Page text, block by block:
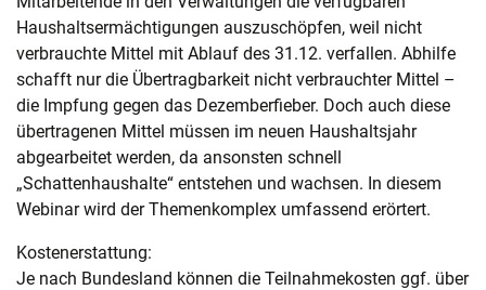
Haushaltsermächtigungen auszuschöpfen, weil nicht
verbrauchte Mittel mit Ablauf des 31.12. verfallen. Abhilfe
schafft nur die Übertragbarkeit nicht verbrauchter Mittel –
die Impfung gegen das Dezemberfieber. Doch auch diese
übertragenen Mittel müssen im neuen Haushaltsjahr
abgearbeitet werden, da ansonsten schnell
„Schattenhaushalte“ entstehen und wachsen. In diesem
Webinar wird der Themenkomplex umfassend erörtert.
Kostenerstattung:
Je nach Bundesland können die Teilnahmekosten ggf. über